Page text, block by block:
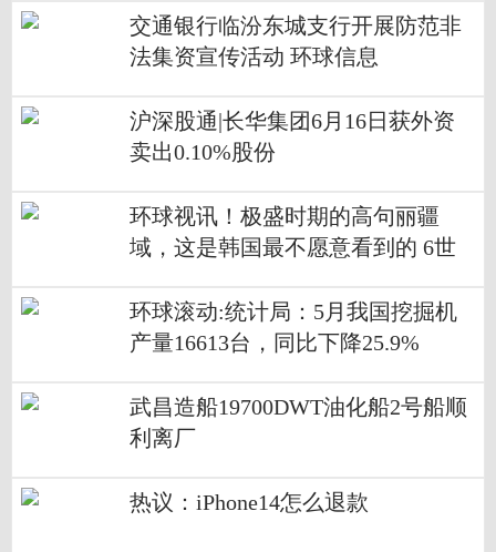
交通银行临汾东城支行开展防范非
法集资宣传活动 环球信息
沪深股通|长华集团6月16日获外资
卖出0.10%股份
环球视讯！极盛时期的高句丽疆
域，这是韩国最不愿意看到的 6世
环球滚动:统计局：5月我国挖掘机
产量16613台，同比下降25.9%
武昌造船19700DWT油化船2号船顺
利离厂
热议：iPhone14怎么退款